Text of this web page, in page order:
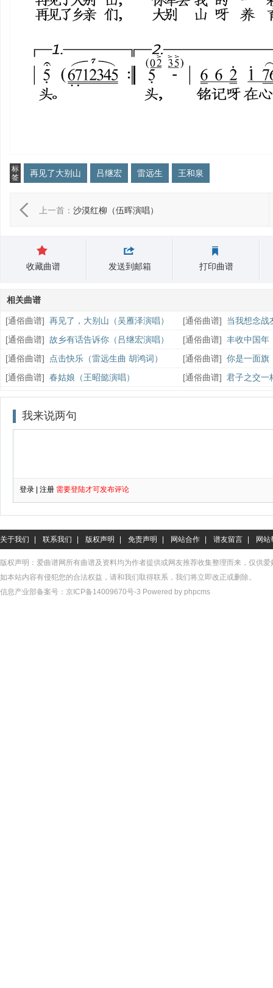
标
签
再见了大别山 吕继宏 雷远生 王和泉
上一首： 沙漠红柳（伍晖演唱）
收藏曲谱 发送到邮箱 打印曲谱
相关曲谱
[通俗曲谱] 再见了，大别山（吴雁泽演唱） [通俗曲谱]
当我想念战
唱）
[通俗曲谱] 故乡有话告诉你（吕继宏演唱） [通俗曲谱] 丰收中国年
[通俗曲谱] 点击快乐（雷远生曲 胡鸿词） [通俗曲谱] 你是一面旗
[通俗曲谱] 春姑娘（王昭懿演唱） [通俗曲谱] 君子之交一
泉词）
关于我们 联系我们 版权声明 免责声明 网站合作 谱友留言 网站
版权声明：爱曲谱网所有曲谱及资料均为作者提供或网友推荐收集整理而来，仅供
如本站内容有侵犯您的合法权益，请和我们取得联系，我们将立即改正或删除。
信息产业部备案号： 京ICP备14009670号-3 Powered by phpcms